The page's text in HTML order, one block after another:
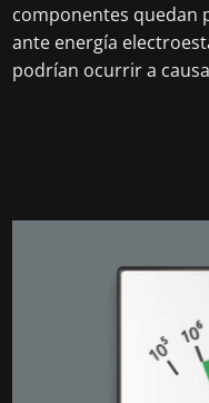
componentes quedan
ante energía
podrían ocurrir a